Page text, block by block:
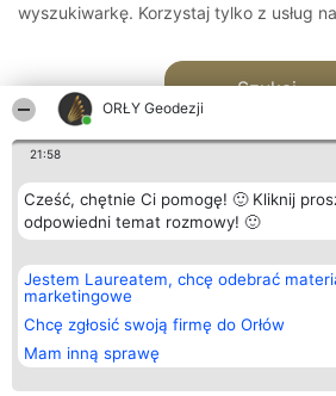
ORŁY Geodezji
21:58
Cześć, chętnie Ci pomogę! 🙂 Kliknij
odpowiedni temat rozmowy! 🙂
Jestem Laureatem, chcę odebrać
marketingowe
Chcę zgłosić swoją firmę do Orłów
Mam inną sprawę
wyszukiwarkę. Korzystaj tylko z usług
Szukaj
Organizator plebiscytu
Bright Side Solutions sp. z o.
o. sp. k.
ul. Ruska 22
Wrocław 50-079
KRS 0000749100 | Regon
381313360 | NIP 8943132676
Plebiscyt
Laureaci
wszystkich
Laureatów
Regulamin